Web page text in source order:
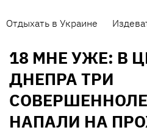
Отдыхать в Украине
18 МНЕ УЖЕ: В
ДНЕПРА ТРИ
НАПАЛИ НА